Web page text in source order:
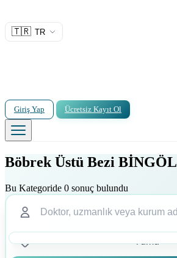
🇹🇷 TR
Giriş Yap Ücretsiz Kayıt Ol
Böbrek Üstü Bezi BİNGÖL
Bu Kategoride 0 sonuç bulundu